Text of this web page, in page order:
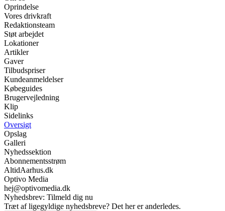
Oprindelse
Vores drivkraft
Redaktionsteam
Støt arbejdet
Lokationer
Artikler
Gaver
Tilbudspriser
Kundeanmeldelser
Købeguides
Brugervejledning
Klip
Sidelinks
Oversigt
Opslag
Galleri
Nyhedssektion
Abonnementsstrøm
AltidAarhus.dk
Optivo Media
hej@optivomedia.dk
Nyhedsbrev: Tilmeld dig nu
Træt af ligegyldige nyhedsbreve? Det her er anderledes.